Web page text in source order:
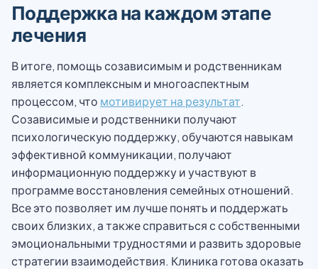
Поддержка на каждом этапе
лечения
В итоге, помощь созависимым и родственникам
является комплексным и многоаспектным
процессом, что мотивирует на результат.
Созависимые и родственники получают
психологическую поддержку, обучаются навыкам
эффективной коммуникации, получают
информационную поддержку и участвуют в
программе восстановления семейных отношений.
Все это позволяет им лучше понять и поддержать
своих близких, а также справиться с собственными
эмоциональными трудностями и развить здоровые
стратегии взаимодействия. Клиника готова оказать